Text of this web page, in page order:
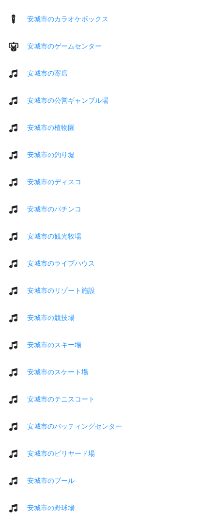
安城市のカラオケボックス
安城市のゲームセンター
安城市の寄席
安城市の公営ギャンブル場
安城市の植物園
安城市の釣り堀
安城市のディスコ
安城市のパチンコ
安城市の観光牧場
安城市のライブハウス
安城市のリゾート施設
安城市の競技場
安城市のスキー場
安城市のスケート場
安城市のテニスコート
安城市のバッティングセンター
安城市のビリヤード場
安城市のプール
安城市の野球場